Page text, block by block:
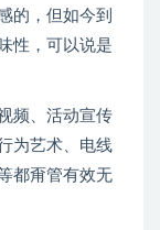
的，但如今到
性，可以说是
频、活动宣传
为艺术、电线
都甭管有效无